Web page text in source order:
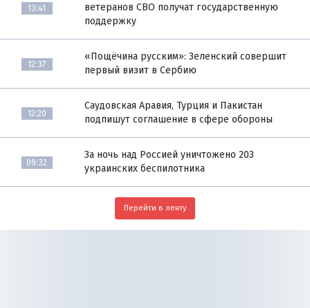
13:41
ветеранов СВО получат государственную
поддержку
12:37
«Пощёчина русским»: Зеленский совершит
первый визит в Сербию
12:20
Саудовская Аравия, Турция и Пакистан
подпишут соглашение в сфере обороны
09:32
За ночь над Россией уничтожено 203
украинских беспилотника
Перейти в ленту